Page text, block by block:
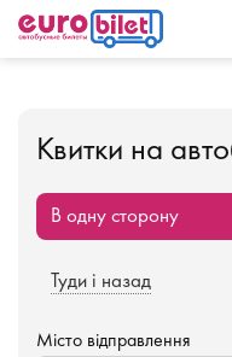
Квитки на
В одну сторону
Туди і назад
Місто відправлення